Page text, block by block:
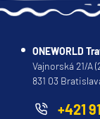
ONEWORLD
Vajnorská 21/A
831 03
+421